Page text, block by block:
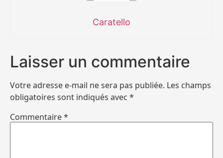
Caratello
Laisser un commentaire
Votre adresse e-mail ne sera pas publiée. Les champs
obligatoires sont indiqués avec *
Commentaire*